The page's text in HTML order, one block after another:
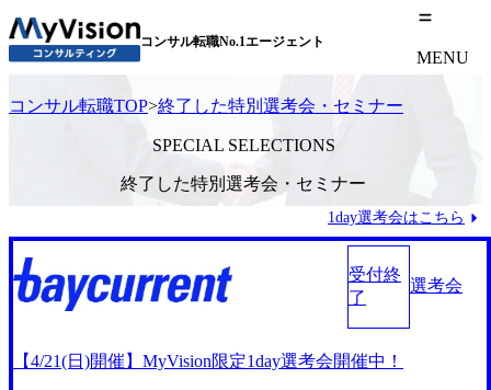
コンサル転職No.1エージェント
MENU
コンサル転職TOP>終了した特別選考会・セミナー
SPECIAL SELECTIONS
終了した特別選考会・セミナー
1day選考会はこちら
受付終
了
選考会
【4/21(日)開催】MyVision限定1day選考会開催中！